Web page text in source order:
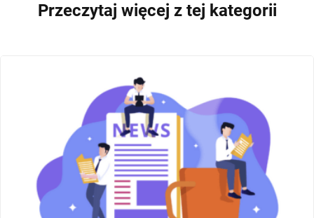
Przeczytaj więcej z tej kategorii